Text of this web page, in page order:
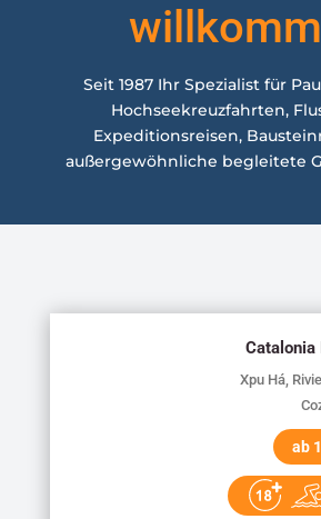
Seit 1987 Ihr Spezialist für
Hochseekreuzfahrten,
Expeditionsreisen,
außergewöhnliche begleitete
Catalonia
Xpu Há,
ab